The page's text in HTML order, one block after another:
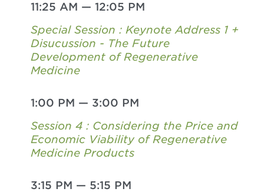
11:25 AM — 12:05 PM
Special Session : Keynote Address 1 +
Disucussion - The Future
Development of Regenerative
Medicine
1:00 PM — 3:00 PM
Session 4 : Considering the Price and
Economic Viability of Regenerative
Medicine Products
3:15 PM — 5:15 PM